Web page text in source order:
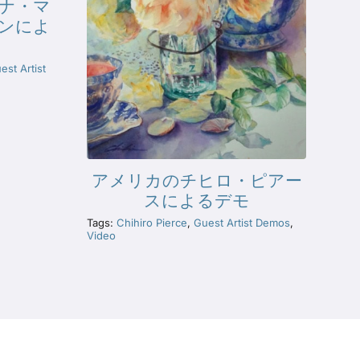
・マ
によ
Artist
アメリカのチヒロ・ピアー
スによるデモ
Tags:Chihiro Pierce,Guest Artist Demos,
Video